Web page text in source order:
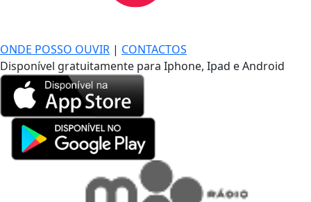
ONDE POSSO OUVIR | CONTACTOS
Disponível gratuitamente para Iphone, Ipad e Android